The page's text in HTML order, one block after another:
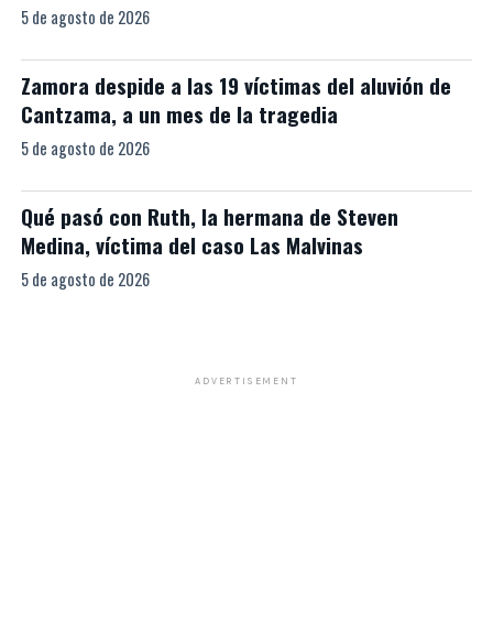
5 de agosto de 2026
Zamora despide a las 19 víctimas del aluvión de
Cantzama, a un mes de la tragedia
5 de agosto de 2026
Qué pasó con Ruth, la hermana de Steven
Medina, víctima del caso Las Malvinas
5 de agosto de 2026
ADVERTISEMENT